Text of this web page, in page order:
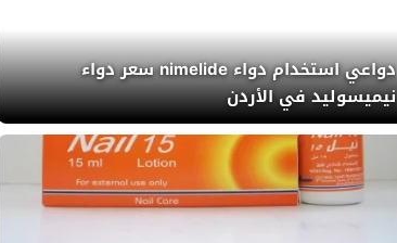
دواعي استخدام دواء nimelide سعر دواء
نيميسوليد في الأردن